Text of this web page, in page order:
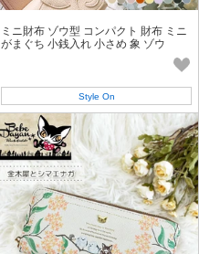
ミニ財布 ゾウ型 コンパクト 財布 ミニ
がまぐち 小銭入れ 小さめ 象 ゾウ
Style On